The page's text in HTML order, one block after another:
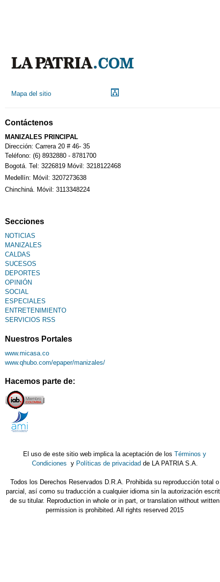
Calendario Tributario
Sudoku
Fallecimiento
Mapa del sitio
Contáctenos
MANIZALES PRINCIPAL
Dirección: Carrera 20 # 46- 35
Teléfono: (6) 8932880 - 8781700
Bogotá. Tel: 3226819 Móvil: 3218122468
Medellín: Móvil: 3207273638
Chinchiná. Móvil: 3113348224
Secciones
NOTICIAS
MANIZALES
CALDAS
SUCESOS
DEPORTES
OPINIÓN
SOCIAL
ESPECIALES
ENTRETENIMIENTO
SERVICIOS RSS
Nuestros Portales
www.micasa.co
www.qhubo.com/epaper/manizales/
Hacemos parte de:
El uso de este sitio web implica la aceptación de losTérminos y
Condiciones y Políticas de privacidad de LA PATRIA S.A.
Todos los Derechos Reservados D.R.A. Prohibida su reproducción total o
parcial, así como su traducción a cualquier idioma sin la autorización
de su titular. Reproduction in whole or in part, or translation without written
permission is prohibited. All rights reserved 2015